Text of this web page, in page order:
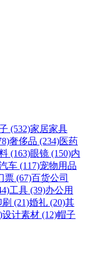
(532)家居家具
奢侈品 (234)医药
(163)眼镜 (150)内
车 (117)宠物用品
票 (67)百货公司
工具 (39)办公用
(21)婚礼 (20)其
设计素材 (12)帽子